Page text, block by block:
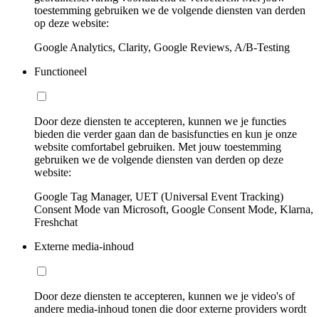
toestemming gebruiken we de volgende diensten van derden
op deze website:
Google Analytics, Clarity, Google Reviews, A/B-Testing
Functioneel
Door deze diensten te accepteren, kunnen we je functies
bieden die verder gaan dan de basisfuncties en kun je onze
website comfortabel gebruiken. Met jouw toestemming
gebruiken we de volgende diensten van derden op deze
website:
Google Tag Manager, UET (Universal Event Tracking)
Consent Mode van Microsoft, Google Consent Mode, Klarna,
Freshchat
Externe media-inhoud
Door deze diensten te accepteren, kunnen we je video's of
andere media-inhoud tonen die door externe providers wordt